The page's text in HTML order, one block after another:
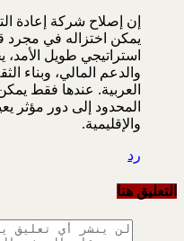
إن إصلاح شركة إعادة
يمكن اختزاله في مجرد
استراتيجي طويل الأمد،
والدعم المالي، وبناء
العربية. عندها فقط
المحدود إلى دور مؤثر
والإقليمية.
رد
التعليق هنا